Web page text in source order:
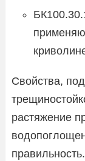
Свойства,
растяжение
правильность.